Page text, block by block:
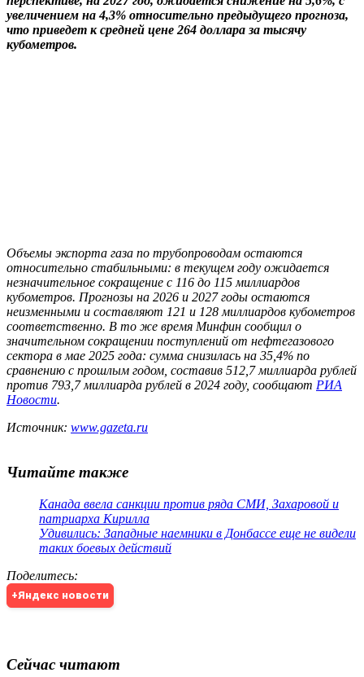
увеличением на 4,3% относительно предыдущего прогноза,
что приведет к средней цене 264 доллара за тысячу
кубометров.
Объемы экспорта газа по трубопроводам остаются
относительно стабильными: в текущем году ожидается
незначительное сокращение с 116 до 115 миллиардов
кубометров. Прогнозы на 2026 и 2027 годы остаются
неизменными и составляют 121 и 128 миллиардов кубометров
соответственно. В то же время Минфин сообщил о
значительном сокращении поступлений от нефтегазового
сектора в мае 2025 года: сумма снизилась на 35,4% по
сравнению с прошлым годом, составив 512,7 миллиарда рублей
против 793,7 миллиарда рублей в 2024 году, сообщают РИА
Новости.
Источник: www.gazeta.ru
Читайте также
Канада ввела санкции против ряда СМИ, Захаровой и
патриарха Кирилла
Удивились: Западные наемники в Донбассе еще не видели
таких боевых действий
Поделитесь:
+Яндекс новости
Сейчас читают